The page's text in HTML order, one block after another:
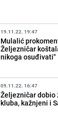
19.11.22. 19:47
Mulalić
Željezničar
nikoga osuđivati"
09.11.22. 16:47
Željezničar dobio
kluba, kažnjeni i